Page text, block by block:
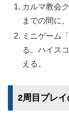
カルマ教会
までの間に
ミニゲーム
る。ハイス
える。
2周目プレ